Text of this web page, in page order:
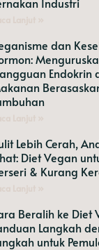
dan
Endokrin
Lebih Cerah,
Diet Vegan
& Kurang
Beralih ke Diet
Langkah
untuk